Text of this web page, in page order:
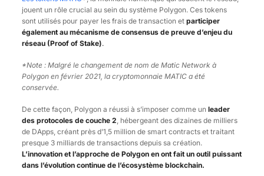
jouent un rôle crucial au sein du système Polygon. Ces tokens
sont utilisés pour payer les frais de transaction et participer
également au mécanisme de consensus de preuve d’enjeu du
réseau (Proof of Stake).
*Note : Malgré le changement de nom de Matic Network à
Polygon en février 2021, la cryptomonnaie MATIC a été
conservée.
De cette façon, Polygon a réussi à s’imposer comme un leader
des protocoles de couche 2, hébergeant des dizaines de milliers
de DApps, créant près d’1,5 million de smart contracts et traitant
presque 3 milliards de transactions depuis sa création.
L’innovation et l’approche de Polygon en ont fait un outil puissant
dans l’évolution continue de l’écosystème blockchain.